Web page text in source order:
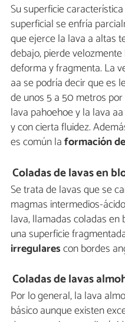
Su superficie
superficial se enfría
que ejerce la lava a altas
debajo, pierde
deforma y fragmenta. La
aa se podría decir que es
de unos 5 a 50 metros
lava pahoehoe y la lava
y con cierta fluidez.
es común laformación
Coladas de lavas en
Se trata de lavas que se
magmas intermedios-
lava, llamadas coladas
una superficie
irregularescon bordes
Coladas de lavas
Por lo general, la lava
básico aunque existen